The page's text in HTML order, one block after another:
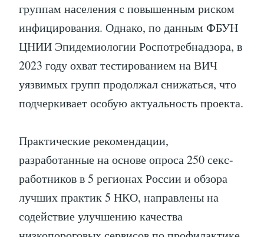
группам населения с повышенным риском
инфицирования. Однако, по данным ФБУН
ЦНИИ Эпидемиологии Роспотребнадзора, в
2023 году охват тестированием на ВИЧ
уязвимых групп продолжал снижаться, что
подчеркивает особую актуальность проекта.
Практические рекомендации,
разработанные на основе опроса 250 секс-
работников в 5 регионах России и обзора
лучших практик 5 НКО, направлены на
содействие улучшению качества